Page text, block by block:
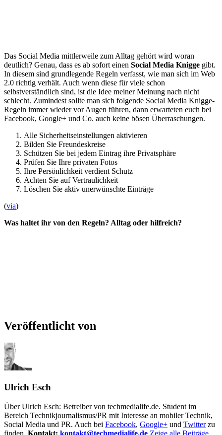
Das Social Media mittlerweile zum Alltag gehört wird woran
deutlich? Genau, dass es ab sofort einen Social Media Knigge gibt.
In diesem sind grundlegende Regeln verfasst, wie man sich im Web
2.0 richtig verhält. Auch wenn diese für viele schon
selbstverständlich sind, ist die Idee meiner Meinung nach nicht
schlecht. Zumindest sollte man sich folgende Social Media Knigge-
Regeln immer wieder vor Augen führen, dann erwarteten euch bei
Facebook, Google+ und Co. auch keine bösen Überraschungen.
Alle Sicherheitseinstellungen aktivieren
Bilden Sie Freundeskreise
Schützen Sie bei jedem Eintrag ihre Privatsphäre
Prüfen Sie Ihre privaten Fotos
Ihre Persönlichkeit verdient Schutz
Achten Sie auf Vertraulichkeit
Löschen Sie aktiv unerwünschte Einträge
(via)
Was haltet ihr von den Regeln? Alltag oder hilfreich?
Veröffentlicht von
Ulrich Esch
Über Ulrich Esch: Betreiber von techmedialife.de. Student im
Bereich Technikjournalismus/PR mit Interesse an mobiler Technik,
Social Media und PR. Auch bei Facebook, Google+ und Twitterzu
finden. Kontakt: kontakt@techmedialife.de Zeige alle Beiträge